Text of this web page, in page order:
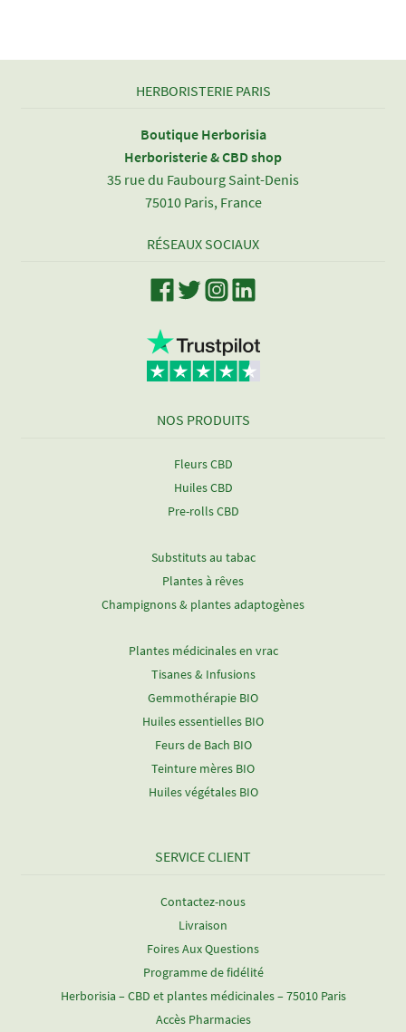
HERBORISTERIE PARIS
Boutique Herborisia
Herboristerie & CBD shop
35 rue du Faubourg Saint-Denis
75010 Paris, France
RÉSEAUX SOCIAUX
NOS PRODUITS
Fleurs CBD
Huiles CBD
Pre-rolls CBD
Substituts au tabac
Plantes à rêves
Champignons & plantes adaptogènes
Plantes médicinales en vrac
Tisanes & Infusions
Gemmothérapie BIO
Huiles essentielles BIO
Feurs de Bach BIO
Teinture mères BIO
Huiles végétales BIO
SERVICE CLIENT
Contactez-nous
Livraison
Foires Aux Questions
Programme de fidélité
Herborisia – CBD et plantes médicinales – 75010 Paris
Accès Pharmacies